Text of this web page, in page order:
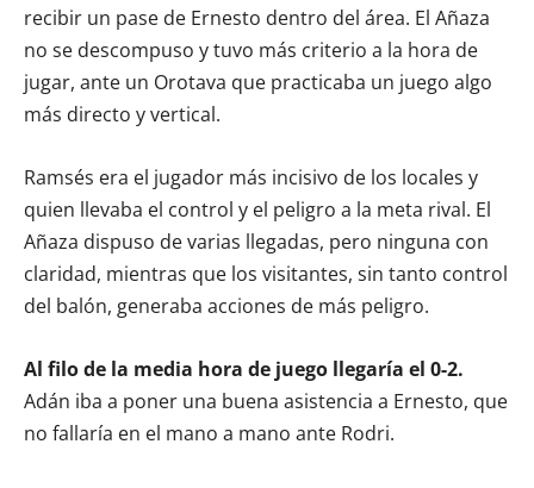
recibir un pase de Ernesto dentro del área. El Añaza
no se descompuso y tuvo más criterio a la hora de
jugar, ante un Orotava que practicaba un juego algo
más directo y vertical.
Ramsés era el jugador más incisivo de los locales y
quien llevaba el control y el peligro a la meta rival. El
Añaza dispuso de varias llegadas, pero ninguna con
claridad, mientras que los visitantes, sin tanto control
del balón, generaba acciones de más peligro.
Al filo de la media hora de juego llegaría el 0-2.
Adán iba a poner una buena asistencia a Ernesto, que
no fallaría en el mano a mano ante Rodri.